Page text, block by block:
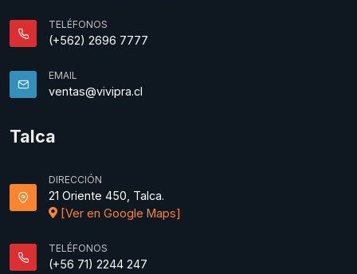
TELÉFONOS
(+562) 2696 7777
EMAIL
ventas@vivipra.cl
Talca
DIRECCIÓN
21 Oriente 450, Talca.
[Ver en Google Maps]
TELÉFONOS
(+56 71) 2244 247